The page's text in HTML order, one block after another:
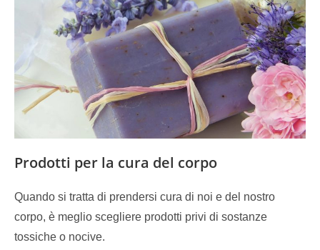
Prodotti per la cura del corpo
Quando si tratta di prendersi cura di noi e del nostro
corpo, è meglio scegliere prodotti privi di sostanze
tossiche o nocive.